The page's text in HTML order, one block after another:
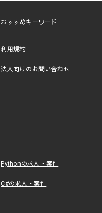
おすすめキーワード
利用規約
法人向けのお問い合わせ
Pythonの求人・案件
C#の求人・案件